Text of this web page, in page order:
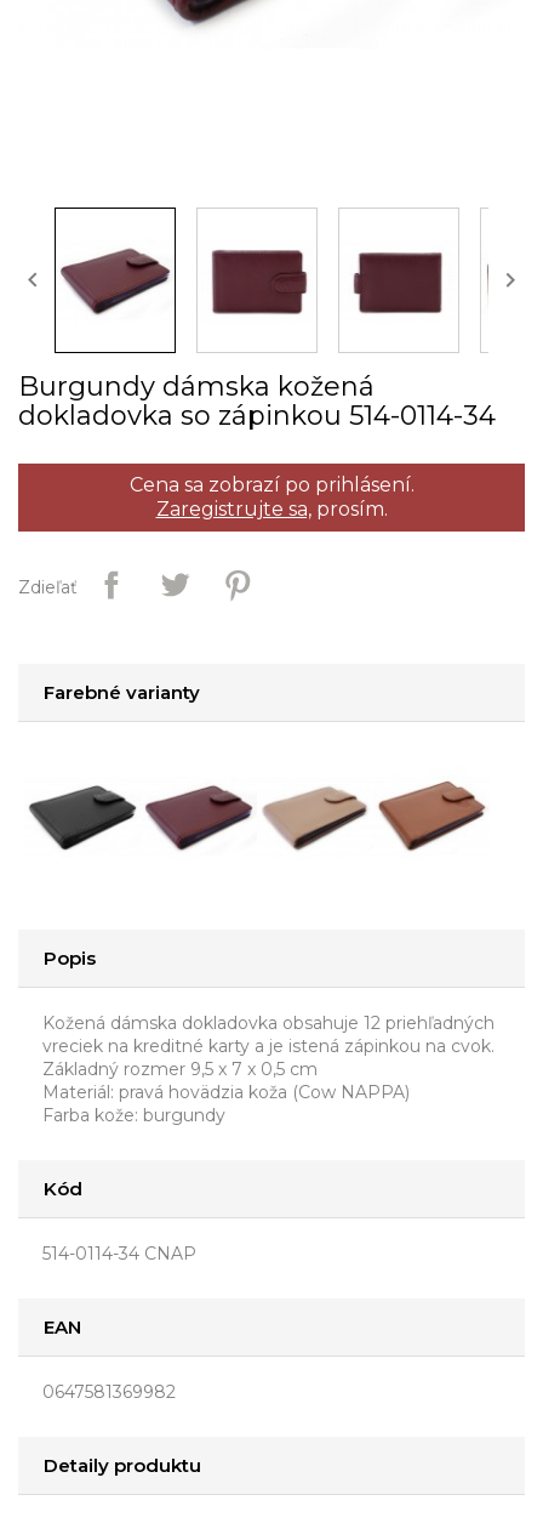
 
Burgundy dámska kožená
dokladovka so zápinkou 514­-0114­-34
Cena sa zobrazí po prihlásení.
Zaregistrujte sa,prosím.
Zdieľať
Farebné varianty
Popis
Kožená dámska dokladovka obsahuje 12 priehľadných
vreciek na kreditné karty a je istená zápinkou na cvok.
Základný rozmer 9,5 x 7 x 0,5 cm
Materiál: pravá hovädzia koža (Cow NAPPA)
Farba kože: burgundy
Kód
514-0114-34 CNAP
EAN
0647581369982
Detaily produktu